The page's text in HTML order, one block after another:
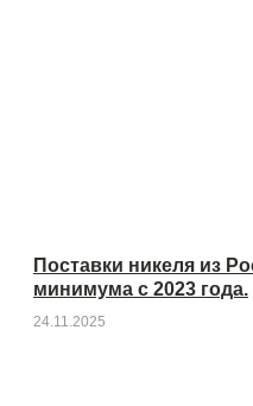
Поставки никеля из
минимума с 2023 года.
24.11.2025